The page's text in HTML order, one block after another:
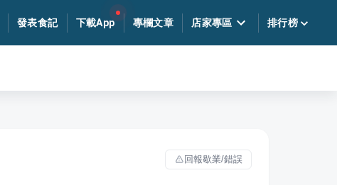
發表食記 下載App 專欄文章 店家專區 排行榜
回報歇業/錯誤